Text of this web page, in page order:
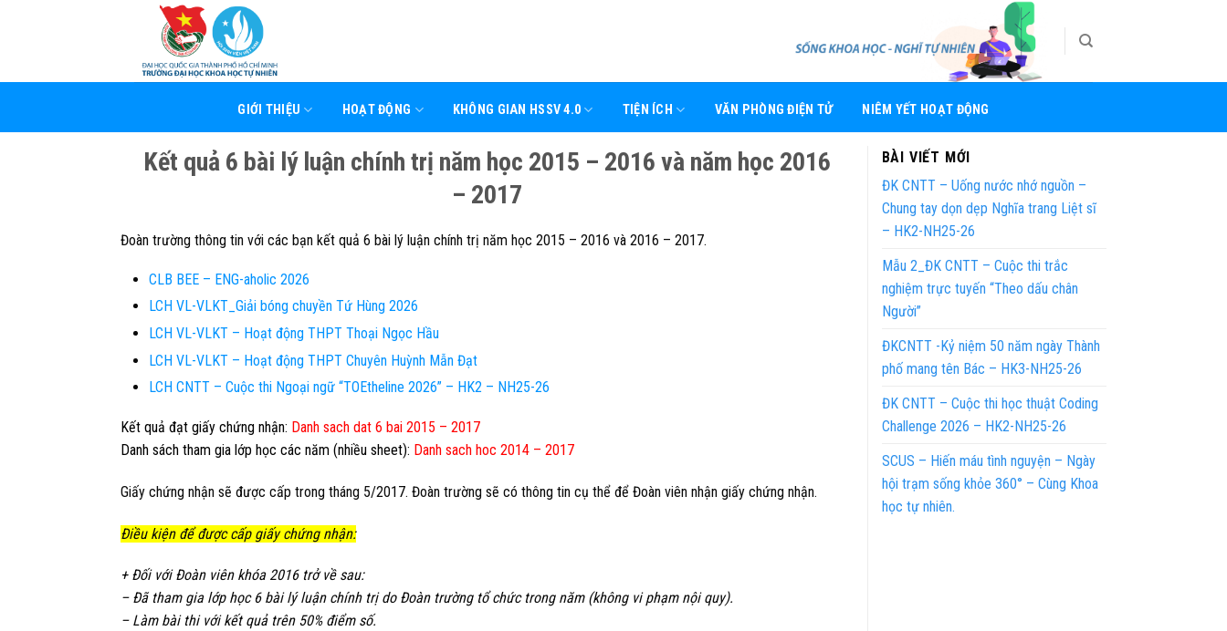
GIỚI THIỆU HOẠT ĐỘNG KHÔNG GIAN HSSV 4.0 TIỆN ÍCH VĂN PHÒNG ĐIỆN TỬ NIÊM YẾT HOẠT ĐỘNG
Kết quả 6 bài lý luận chính trị năm học 2015 – 2016 và năm học 2016
– 2017
Đoàn trường thông tin với các bạn kết quả 6 bài lý luận chính trị năm học 2015 – 2016 và 2016 – 2017.
CLB BEE – ENG-aholic 2026
LCH VL-VLKT_Giải bóng chuyền Tứ Hùng 2026
LCH VL-VLKT – Hoạt động THPT Thoại Ngọc Hầu
LCH VL-VLKT – Hoạt động THPT Chuyên Huỳnh Mẫn Đạt
LCH CNTT – Cuộc thi Ngoại ngữ “TOEtheline 2026” – HK2 – NH25-26
Kết quả đạt giấy chứng nhận: Danh sach dat 6 bai 2015 – 2017
Danh sách tham gia lớp học các năm (nhiều sheet): Danh sach hoc 2014 – 2017
Giấy chứng nhận sẽ được cấp trong tháng 5/2017. Đoàn trường sẽ có thông tin cụ thể để Đoàn viên nhận giấy chứng nhận.
Điều kiện để đượccấp giấy chứng nhận:
+ Đối với Đoàn viên khóa 2016 trở về sau:
– Đã tham gia lớp học 6 bài lý luận chính trị do Đoàn trường tổ chức trong năm (không vi phạm nội quy).
– Làm bài thi với kết quả trên 50% điểm số.
BÀI VIẾT MỚI
ĐK CNTT – Uống nước nhớ nguồn –
Chung tay dọn dẹp Nghĩa trang Liệt sĩ
– HK2-NH25-26
Mẫu 2_ĐK CNTT – Cuộc thi trắc
nghiệm trực tuyến “Theo dấu chân
Người”
ĐKCNTT -Kỷ niệm 50 năm ngày Thành
phố mang tên Bác – HK3-NH25-26
ĐK CNTT – Cuộc thi học thuật Coding
Challenge 2026 – HK2-NH25-26
SCUS – Hiến máu tình nguyện – Ngày
hội trạm sống khỏe 360° – Cùng Khoa
học tự nhiên.